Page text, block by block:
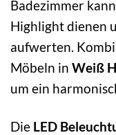
Badezimmer
Highlight dienen
aufwerten.
Möbeln in Weiß
um ein
Die LED